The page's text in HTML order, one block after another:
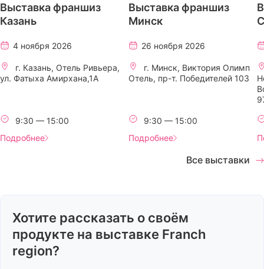
Выставка франшиз
Казань
4 ноября 2026
г. Казань, Отель Ривьера,
ул. Фатыха Амирхана,1А
9:30 — 15:00
Подробнее
Выставка франшиз
Минск
26 ноября 2026
г. Минск, Виктория Олимп
Отель, пр-т. Победителей 103
9:30 — 15:00
Подробнее
Все выставки
Хотите рассказать о своём
продукте на выставке Franch
region?